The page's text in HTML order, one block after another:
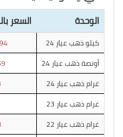
الوحدة السعر
كيلو ذهب عيار 24
أونصة ذهب عيار 24
غرام ذهب عيار 24
غرام ذهب عيار 23
غرام ذهب عيار 22